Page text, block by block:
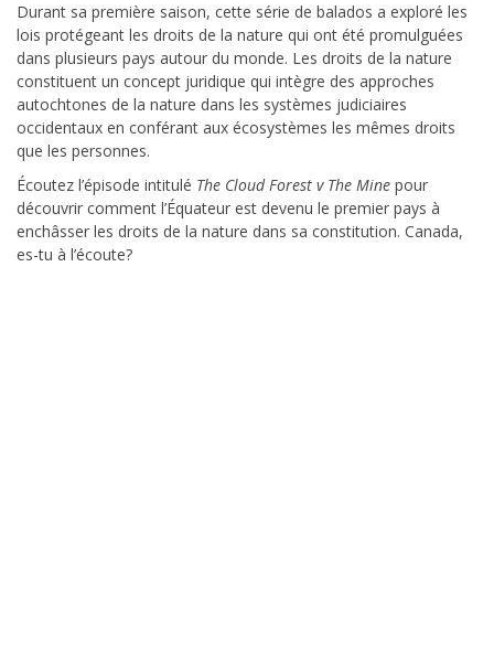
Durant sa première saison, cette série de balados a exploré les
lois protégeant les droits de la nature qui ont été promulguées
dans plusieurs pays autour du monde. Les droits de la nature
constituent un concept juridique qui intègre des approches
autochtones de la nature dans les systèmes judiciaires
occidentaux en conférant aux écosystèmes les mêmes droits
que les personnes.
Écoutez l’épisode intitulé The Cloud Forest v The Mine pour
découvrir comment l’Équateur est devenu le premier pays à
enchâsser les droits de la nature dans sa constitution. Canada,
es-tu à l’écoute?